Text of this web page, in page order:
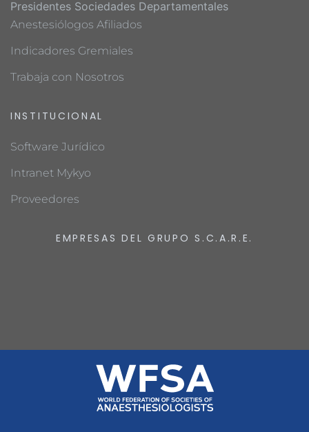
Presidentes Sociedades Departamentales
Anestesiólogos Afiliados
Indicadores Gremiales
Trabaja con Nosotros
INSTITUCIONAL
Software Jurídico
Intranet Mykyo
Proveedores
EMPRESAS DEL GRUPO S.C.A.R.E.